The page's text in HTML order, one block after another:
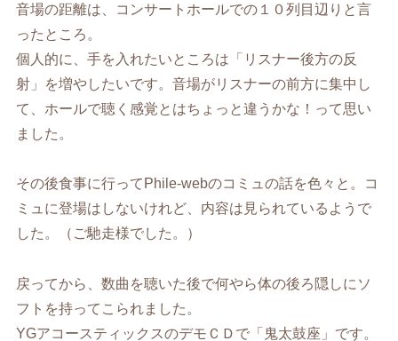
音場の距離は、コンサートホールでの１０列目辺りと言
ったところ。
個人的に、手を入れたいところは「リスナー後方の反
射」を増やしたいです。音場がリスナーの前方に集中し
て、ホールで聴く感覚とはちょっと違うかな！って思い
ました。
その後食事に行ってPhile-webのコミュの話を色々と。コ
ミュに登場はしないけれど、内容は見られているようで
した。（ご馳走様でした。）
戻ってから、数曲を聴いた後で何やら体の後ろ隠しにソ
フトを持ってこられました。
YGアコースティックスのデモＣＤで「鬼太鼓座」です。